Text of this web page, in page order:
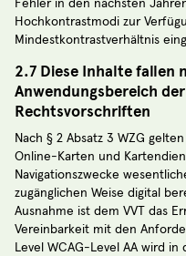
Fehler in den nächsten
Hochkontrastmodi zur
Mindestkontrastverhältnis
2.7 Diese Inhalte fallen
Anwendungsbereich
Rechtsvorschriften
Nach § 2 Absatz 3 WZG
Online-Karten und
Navigationszwecke
zugänglichen Weise digital
Ausnahme ist dem VVT das
Vereinbarkeit mit den
Level WCAG-Level AA wird